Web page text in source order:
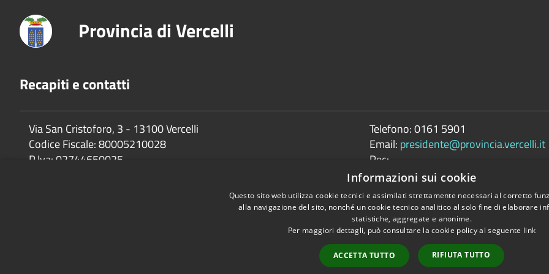
Provincia di Vercelli
Recapiti e contatti
Via San Cristoforo, 3 - 13100 Vercelli
Codice Fiscale:80005210028
P.Iva:02744650025
Telefono:0161 5901
Email: presidente@provincia.vercelli.it
Pec:
Copyright © 2026 •
Informazioni sui cookie
Questo sito web utilizza cookie tecnici e assimilati strettamente necessari al corretto
alla navigazione del sito, nonché un cookie tecnico analitico al solo fine di elaborare
statistiche, aggregate e anonime.
Per maggiori dettagli, può consultare la cookie policy al seguente link
ACCETTA TUTTO RIFIUTA TUTTO